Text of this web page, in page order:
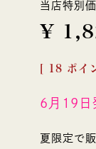
当店特別
¥
18 ポイ
6月19日
夏限定で